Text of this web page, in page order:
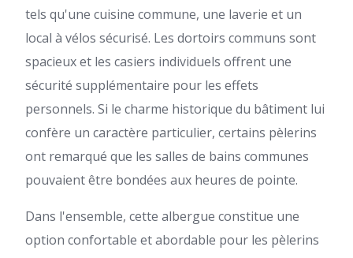
tels qu'une cuisine commune, une laverie et un
local à vélos sécurisé. Les dortoirs communs sont
spacieux et les casiers individuels offrent une
sécurité supplémentaire pour les effets
personnels. Si le charme historique du bâtiment lui
confère un caractère particulier, certains pèlerins
ont remarqué que les salles de bains communes
pouvaient être bondées aux heures de pointe.
Dans l'ensemble, cette albergue constitue une
option confortable et abordable pour les pèlerins